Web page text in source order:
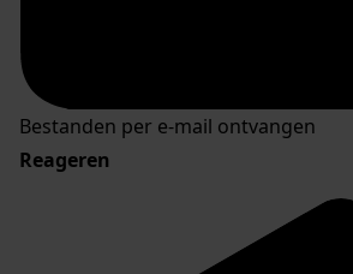
Bestanden per e-mail ontvangen
Reageren